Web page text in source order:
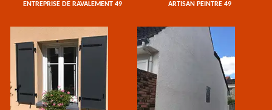
ENTREPRISE DE RAVALEMENT 49 ARTISAN PEINTRE 49